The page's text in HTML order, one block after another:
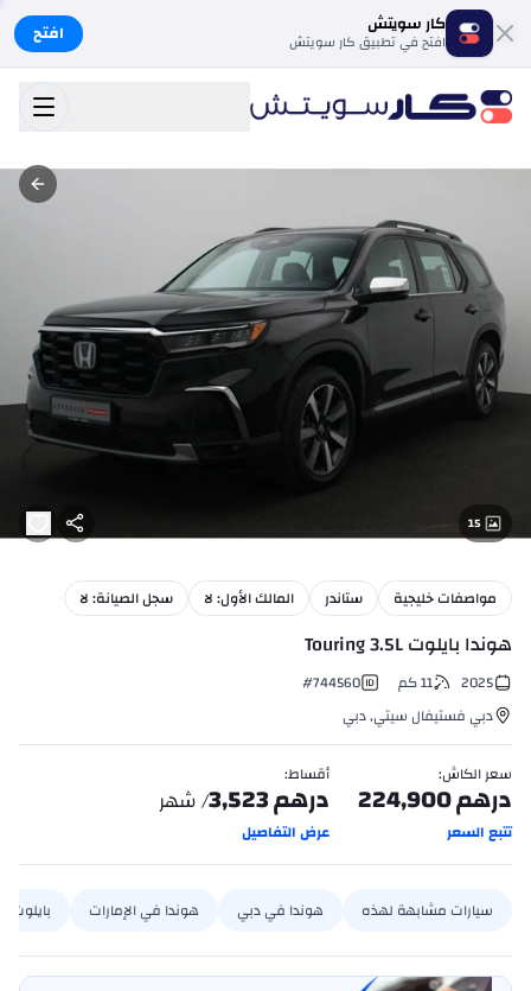
كار سويتش
افتح في تطبيق كار سويتش افتح
15
مواصفات خليجية ستاندر المالك الأول: لا سجل الصيانة: لا
هوندا بايلوت Touring 3.5L
2025
11كم #744560
دبي فستيفال سيتي,دبي
سعر الكاش:
درهم224,900
تتبع السعر
أقساط:
درهم3,523/ شهر
عرض التفاصيل
سيارات مشابهة لهذه هوندا في دبي هوندا في الإمارات